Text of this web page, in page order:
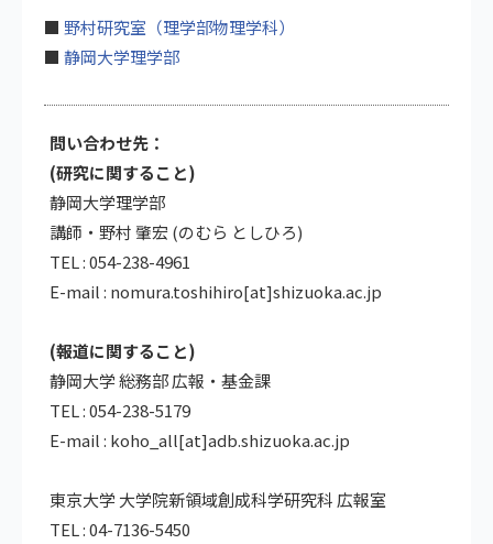
■ 野村研究室（理学部物理学科）
■ 静岡大学理学部
問い合わせ先：
(研究に関すること)
静岡大学理学部
講師・野村 肇宏 (のむら としひろ)
TEL : 054-238-4961
E-mail : nomura.toshihiro[at]shizuoka.ac.jp
(報道に関すること)
静岡大学 総務部 広報・基金課
TEL : 054-238-5179
E-mail : koho_all[at]adb.shizuoka.ac.jp
東京大学 大学院新領域創成科学研究科 広報室
TEL : 04-7136-5450